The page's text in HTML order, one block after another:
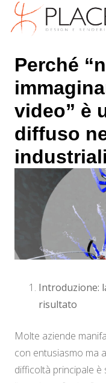
Perché
video” è
diffuso
industriali
Introduzione:
risultato
Molte aziende
con entusiasmo ma
difficoltà principale